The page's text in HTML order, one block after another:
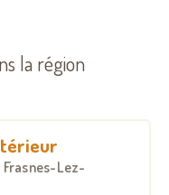
la région
Frasnes-Lez-